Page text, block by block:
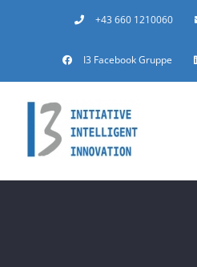
+43 660 1210060
I3 Facebook Gruppe